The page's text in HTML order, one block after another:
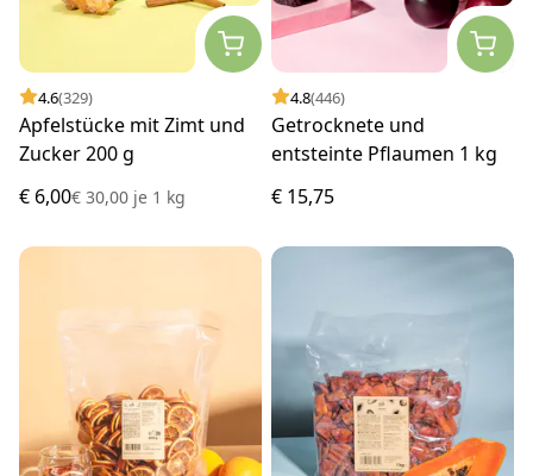
4.6(329)
Apfelstücke mit Zimt und
Zucker 200 g
€ 6,00€ 30,00 je 1 kg
4.8(446)
Getrocknete und
entsteinte Pflaumen 1 kg
€ 15,75